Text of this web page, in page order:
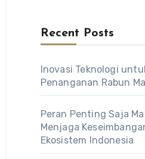
Recent Posts
Inovasi Teknologi
Penanganan Rabun
Peran Penting Saja
Menjaga
Ekosistem Indonesia